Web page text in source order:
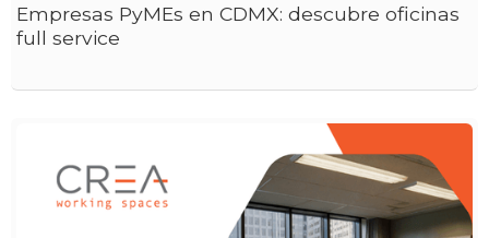
Empresas PyMEs en CDMX: descubre oficinas
full service